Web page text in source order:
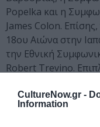
CultureNow.gr -
Information
Popelka και η
James Colon.
18ου Αιώνα στην
την Εθνική
Robert Trevino.
συναυλίες με τη
τη διεύθυνση του